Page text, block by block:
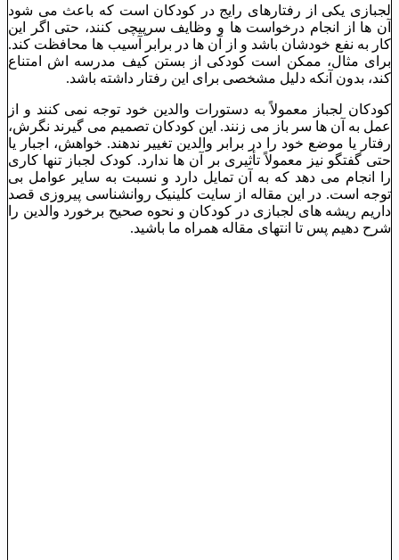
لجبازی یکی از رفتارهای رایج در کودکان است که باعث می ‌شود
آن‌ ها از انجام درخواست ‌ها و وظایف سرپیچی کنند، حتی اگر این
کار به نفع خودشان باشد و از آن‌ ها در برابر آسیب ‌ها محافظت کند.
برای مثال، ممکن است کودکی از بستن کیف مدرسه ‌اش امتناع
کند، بدون آنکه دلیل مشخصی برای این رفتار داشته باشد.
کودکان لجباز معمولاً به دستورات والدین خود توجه نمی ‌کنند و از
عمل به آن ‌ها سر باز می ‌زنند. این کودکان تصمیم می ‌گیرند نگرش،
رفتار یا موضع خود را در برابر والدین تغییر ندهند. خواهش، اجبار یا
حتی گفتگو نیز معمولاً تأثیری بر آن‌ ها ندارد. کودک لجباز تنها کاری
را انجام می ‌دهد که به آن تمایل دارد و نسبت به سایر عوامل بی
‌توجه است. در این مقاله از سایت کلینیک روانشناسی پیروزی قصد
داریم ریشه های لجبازی در کودکان و نحوه صحیح برخورد والدین را
شرح دهیم پس تا انتهای مقاله همراه ما باشید.